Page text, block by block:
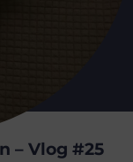
– Vlog #25